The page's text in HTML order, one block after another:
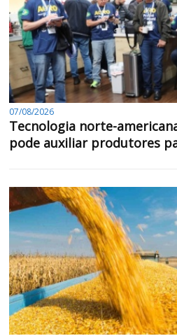
07/08/2026
Tecnologia norte-
pode auxiliar produtores